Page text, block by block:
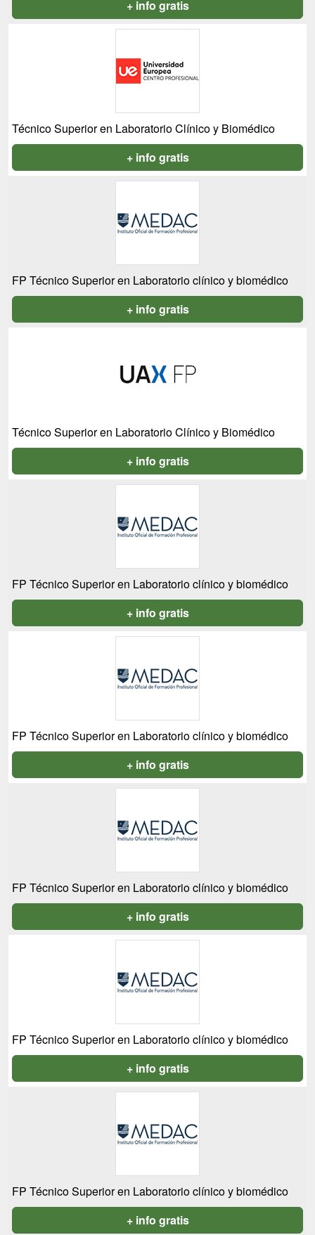
+ info gratis
Técnico Superior en Laboratorio Clínico y Biomédico
+ info gratis
FP Técnico Superior en Laboratorio clínico y biomédico
+ info gratis
Técnico Superior en Laboratorio Clínico y Biomédico
+ info gratis
FP Técnico Superior en Laboratorio clínico y biomédico
+ info gratis
FP Técnico Superior en Laboratorio clínico y biomédico
+ info gratis
FP Técnico Superior en Laboratorio clínico y biomédico
+ info gratis
FP Técnico Superior en Laboratorio clínico y biomédico
+ info gratis
FP Técnico Superior en Laboratorio clínico y biomédico
+ info gratis